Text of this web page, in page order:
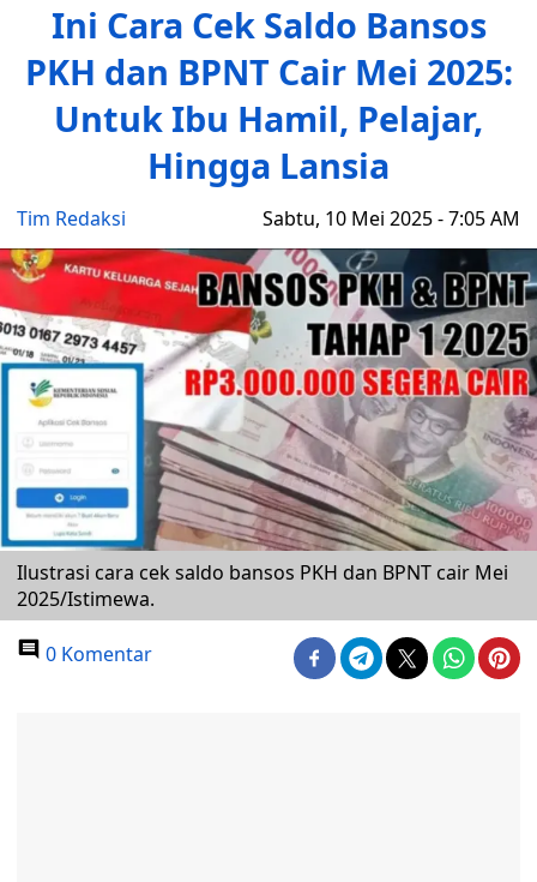
Ini Cara Cek Saldo Bansos
PKH dan BPNT Cair Mei 2025:
Untuk Ibu Hamil, Pelajar,
Hingga Lansia
Tim Redaksi Sabtu, 10 Mei 2025 - 7:05 AM
Ilustrasi cara cek saldo bansos PKH dan BPNT cair Mei
2025/Istimewa.
0 Komentar